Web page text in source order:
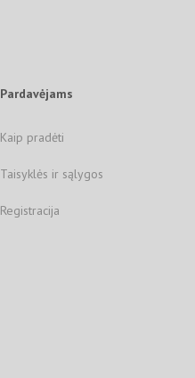
Pardavėjams
Kaip pradėti
Taisyklės ir sąlygos
Registracija